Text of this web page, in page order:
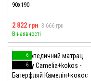
90x190
2 822 грн 3 666 грн
В наявності
6
6